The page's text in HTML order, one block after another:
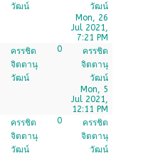
วัฒน์
วัฒน์
Mon, 26
Jul 2021,
7:21 PM
ครรชิต
จิตตานุ
วัฒน์
0
ครรชิต
จิตตานุ
วัฒน์
Mon, 5
Jul 2021,
12:11 PM
ครรชิต
จิตตานุ
วัฒน์
0
ครรชิต
จิตตานุ
วัฒน์